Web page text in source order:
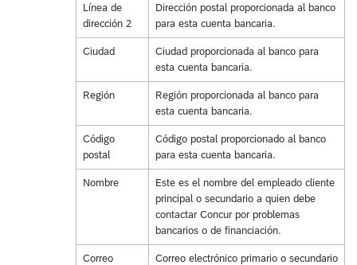
Línea de
dirección 2
Dirección postal proporcionada al banco
para esta cuenta bancaria.
Ciudad
Ciudad proporcionada al banco para
esta cuenta bancaria.
Región
Región proporcionada al banco para
esta cuenta bancaria.
Código
postal
Código postal proporcionado al banco
para esta cuenta bancaria.
Nombre
Este es el nombre del empleado cliente
principal o secundario a quien debe
contactar Concur por problemas
bancarios o de financiación.
Correo
Correo electrónico primario o secundario